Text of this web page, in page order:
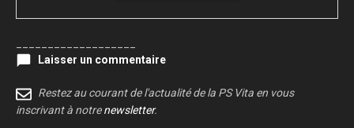
Laisser un commentaire
Restez au courant de l'actualité de la PS Vita en vous
inscrivant à notrenewsletter.